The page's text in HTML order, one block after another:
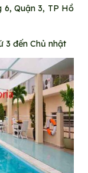
6, Quận 3, TP Hồ
3 đến Chủ nhật